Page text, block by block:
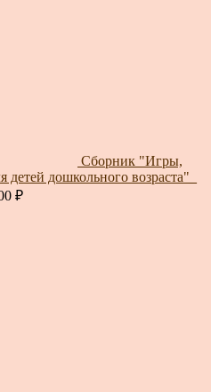
Сборник "Игры,
дошкольного возраста"_
₽